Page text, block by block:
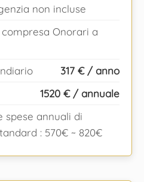
non incluse
compresa Onorari a
317 € / anno
1520 € / annuale
spese annuali di
: 570€ ~ 820€